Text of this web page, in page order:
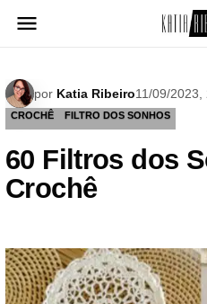
para
por Katia Ribeiro11/09/2023,
CROCHÊ FILTRO DOS SONHOS
60 Filtros dos
Crochê